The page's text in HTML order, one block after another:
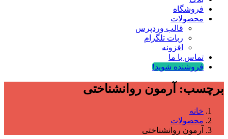
فروشگاه
محصولات
قالب وردپرس
ربات تلگرام
افزونه
تماس با ما
فروشنده شوید!
برچسب: آرمون روانشناختی
خانه
محصولات
آرمون روانشناختی